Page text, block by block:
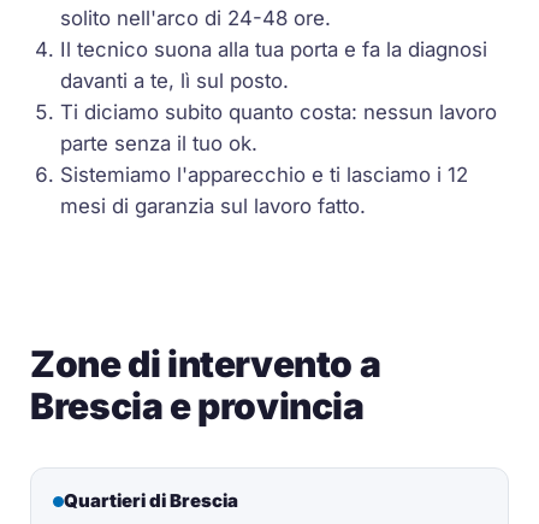
solito nell'arco di 24-48 ore.
Il tecnico suona alla tua porta e fa la diagnosi
davanti a te, lì sul posto.
Ti diciamo subito quanto costa: nessun lavoro
parte senza il tuo ok.
Sistemiamo l'apparecchio e ti lasciamo i 12
mesi di garanzia sul lavoro fatto.
Zone di intervento a
Brescia e provincia
Quartieri di Brescia